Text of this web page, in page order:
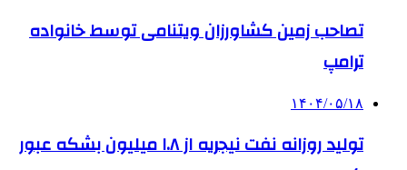
تصاحب زمین کشاورزان ویتنامی توسط خانواده
ترامپ
۱۴۰۴/۰۵/۱۸
تولید روزانه نفت نیجریه از ۱.۸ میلیون بشکه عبور